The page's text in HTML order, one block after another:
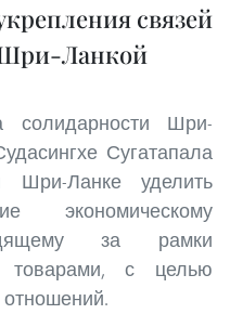
связей
Ланкой
солидарности Шри-
Сугатапала
Шри-Ланке уделить
экономическому
за рамки
товарами, с целью